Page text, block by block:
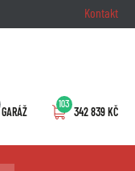
Kontakt
GARÁŽ
103
342 839 KČ